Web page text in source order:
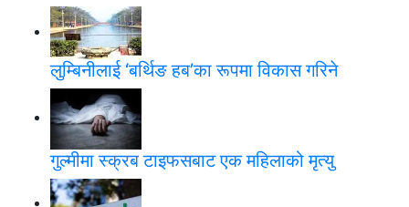
लुम्बिनीलाई ‘बर्थिङ हब’का रूपमा विकास गरिने
गुल्मीमा स्क्रब टाइफसबाट एक महिलाको मृत्यु